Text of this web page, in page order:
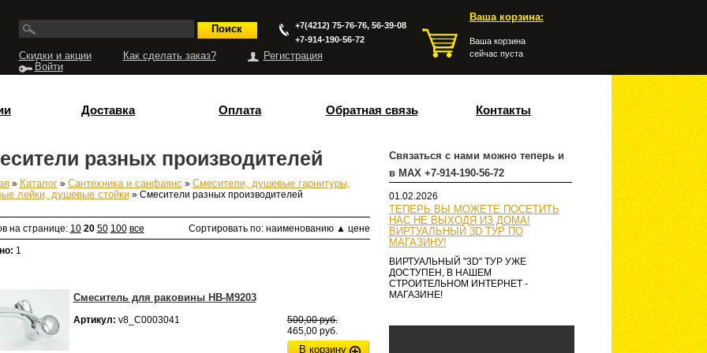
Ваша корзина:
Ваша корзина
сейчас пуста
+7(4212) 75-76-76, 56-39-08
+7-914-190-56-72
Скидки и акции Как сделать заказ?
Регистрация
Войти
Доставка Оплата Обратная связь Контакты
Связаться с нами можно теперь и
в MAX +7-914-190-56-72
01.02.2026
ТЕПЕРЬ ВЫ МОЖЕТЕ ПОСЕТИТЬ
НАС НЕ ВЫХОДЯ ИЗ ДОМА!
ВИРТУАЛЬНЫЙ 3D ТУР ПО
МАГАЗИНУ!
ВИРТУАЛЬНЫЙ "3D" ТУР УЖЕ
ДОСТУПЕН, В НАШЕМ
СТРОИТЕЛЬНОМ ИНТЕРНЕТ -
МАГАЗИНЕ!
разных производителей
» Каталог» Сантехника и санфаянс » Смесители, душевые гарнитуры,
лейки, душевые стойки» Смесители разных производителей
на странице: 10 20 50 100 все Сортировать по: наименованию ▲ цене
1
Смеситель для раковины НВ-М9203
Артикул: v8_С0003041
500,00 руб.
465,00 руб.
В корзину